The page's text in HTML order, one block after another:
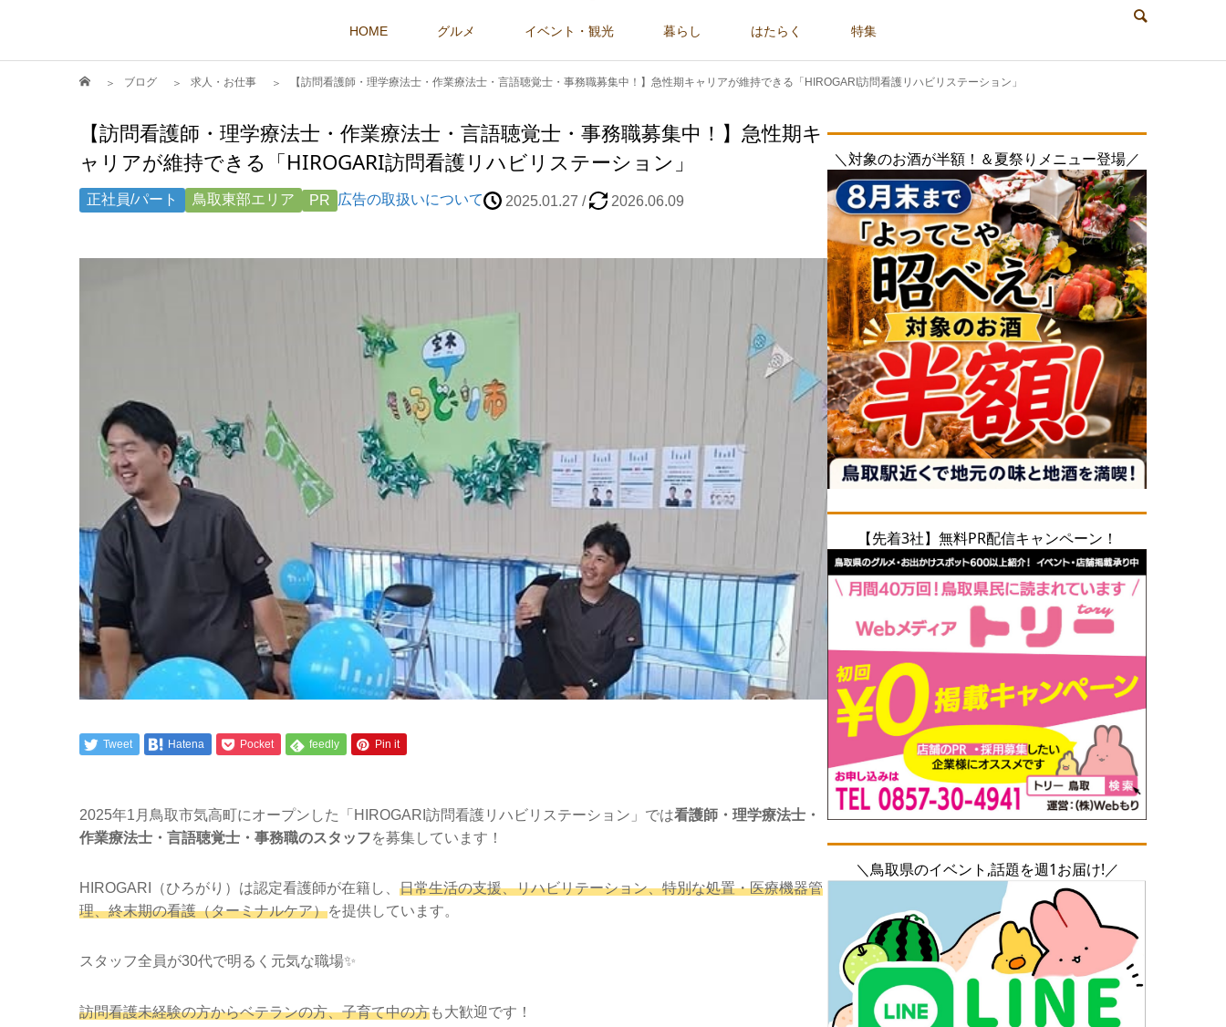
HOME グルメ イベント・観光 暮らし はたらく 特集
ブログ 求人・お仕事 【訪問看護師・理学療法士・作業療法士・言語聴覚士・事務職募集中！】急性期キャリアが維持できる「HIROGARI訪問看護リハビリステーション」
【訪問看護師・理学療法士・作業療法士・言語聴覚士・事務職募集中！】急性期キ
ャリアが維持できる「HIROGARI訪問看護リハビリステーション」
正社員/パート 鳥取東部エリア PR 広告の取扱いについて 2025.01.27 / 2026.06.09
Tweet Hatena Pocket feedly Pin it
2025年1月鳥取市気高町にオープンした「HIROGARI訪問看護リハビリステーション」では看護師・理学療法士・
作業療法士・言語聴覚士・事務職のスタッフを募集しています！
HIROGARI（ひろがり）は認定看護師が在籍し、 ⽇常⽣活の⽀援、リハビリテーション、特別な処置・医療機器管
理、終末期の看護（ターミナルケア）を提供しています。
スタッフ全員が30代で明るく元気な職場✨
訪問看護未経験の方からベテランの方、子育て中の方も大歓迎です！
＼対象のお酒が半額！＆夏祭りメニュー登場／
【先着3社】無料PR配信キャンペーン！
＼鳥取県のイベント,話題を週1お届け!／